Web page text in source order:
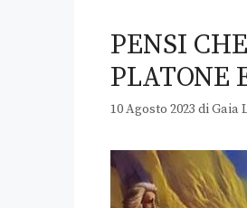
PENSI
PLATONE
10 Agosto 2023 diGaia